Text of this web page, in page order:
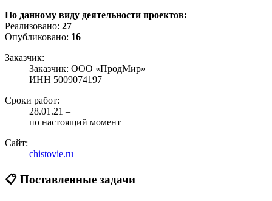
По данному виду деятельности проектов:
Реализовано: 27
Опубликовано: 16
Заказчик:
Заказчик: ООО «ПродМир»
ИНН 5009074197
Сроки работ:
28.01.21 –
по настоящий момент
Сайт:
chistovie.ru
📋 Поставленные задачи